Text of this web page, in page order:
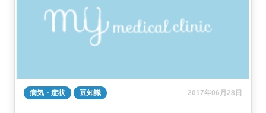
病気・症状 豆知識 2017年06月28日